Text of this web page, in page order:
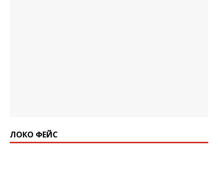
ЛОКО ФЕЙС